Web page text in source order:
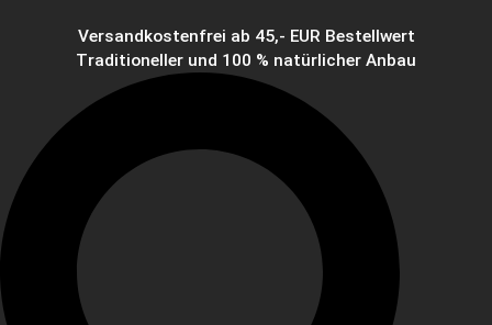
Versandkostenfrei ab 45,- EUR Bestellwert
Traditioneller und 100 % natürlicher Anbau